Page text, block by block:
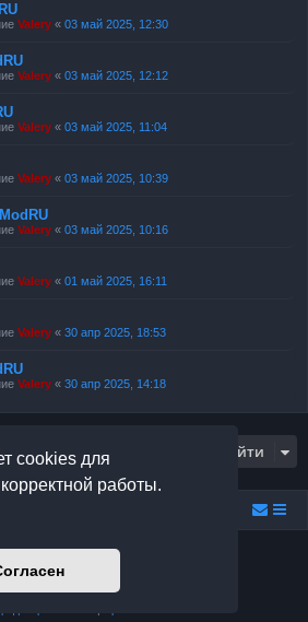
cookies для
работы.
Valery « 03 май 2025, 12:30
Valery « 03 май 2025, 12:12
Valery « 03 май 2025, 11:04
Valery « 03 май 2025, 10:39
Valery « 03 май 2025, 10:16
Valery « 01 май 2025, 16:11
Valery « 30 апр 2025, 18:53
Valery « 30 апр 2025, 14:18
Перейти
phpBB® Forum Software © phpBB Limited
Edition by
Русская поддержка phpBB